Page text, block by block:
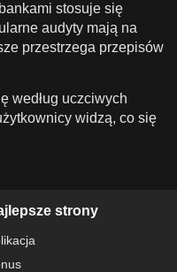
stosuje się
audyty mają na
przestrzega przepisów
według uczciwych
widzą, co się
strony